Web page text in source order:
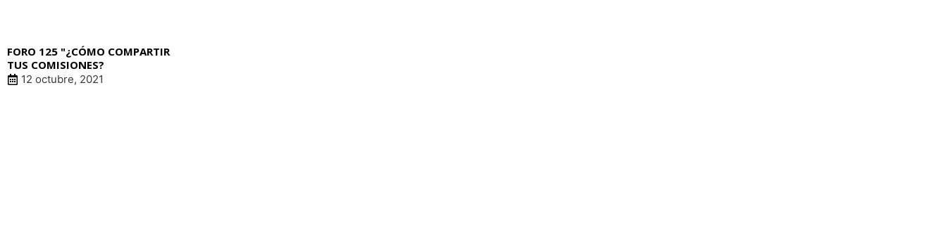
FORO 125 "¿CÓMO COMPARTIR
TUS COMISIONES?
12 octubre, 2021